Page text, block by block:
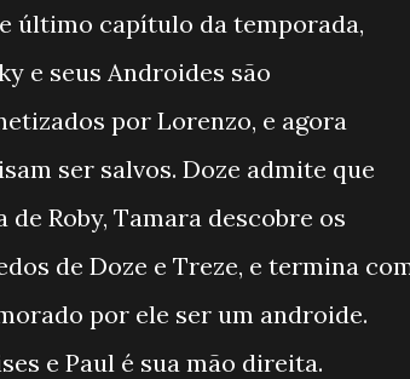
último capítulo da temporada,
e seus Androides são
por Lorenzo, e agora
ser salvos. Doze admite que
de Roby, Tamara descobre os
de Doze e Treze, e termina
por ele ser um androide.
e Paul é sua mão direita.